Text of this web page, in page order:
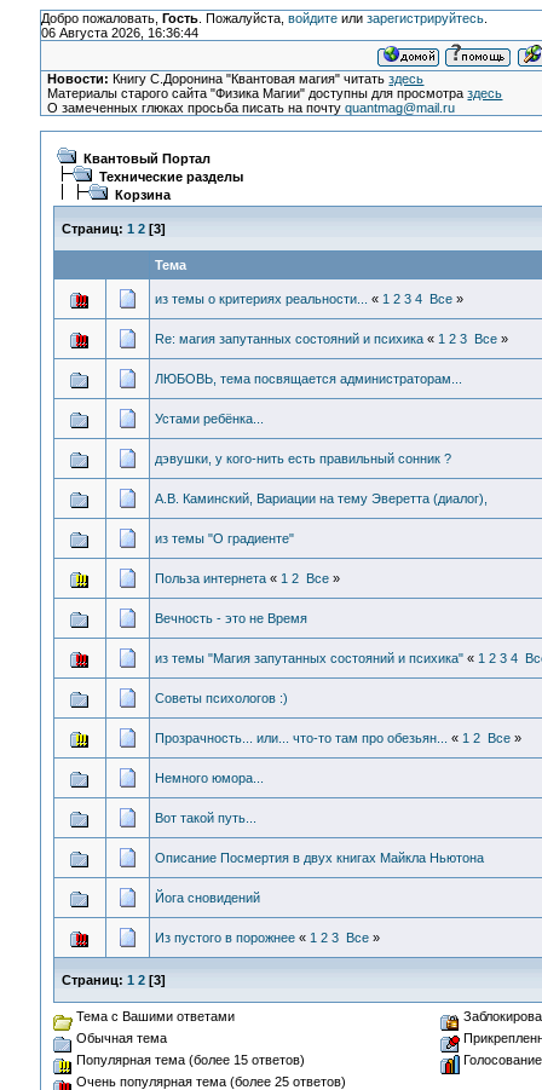
Добро пожаловать, Гость. Пожалуйста, войдитеили зарегистрируйтесь.
06 Августа 2026, 16:36:44
Новости: Книгу С.Доронина "Квантовая магия" читатьздесь
Материалы старого сайта "Физика Магии" доступны для просмотраздесь
О замеченных глюках просьба писать на почтуquantmag@mail.ru
Квантовый Портал
Технические разделы
Корзина
Страниц: 1 2[3]
Тема
из темы о критериях реальности... « 1 2 3 4 Все»
Re: магия запутанных состояний и психика « 1 2 3 Все»
ЛЮБОВЬ, тема посвящается администраторам...
Устами ребёнка...
дэвушки, у кого-нить есть правильный сонник ?
А.В. Каминский, Вариации на тему Эверетта (диалог),
из темы "О градиенте"
Польза интернета « 1 2 Все»
Вечность - это не Время
из темы "Магия запутанных состояний и психика" « 1 2 3 4
Советы психологов :)
Прозрачность... или... что-то там про обезьян... « 1 2 Все»
Немного юмора...
Вот такой путь...
Описание Посмертия в двух книгах Майкла Ньютона
Йога сновидений
Из пустого в порожнее « 1 2 3 Все»
Страниц: 1 2[3]
Тема с Вашими ответами
Обычная тема
Популярная тема (более 15 ответов)
Очень популярная тема (более 25 ответов)
Голосование